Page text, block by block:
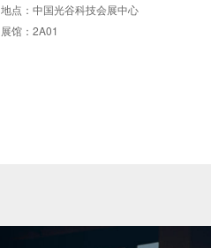
地点：中国光谷科技会展中心
展馆：2A01